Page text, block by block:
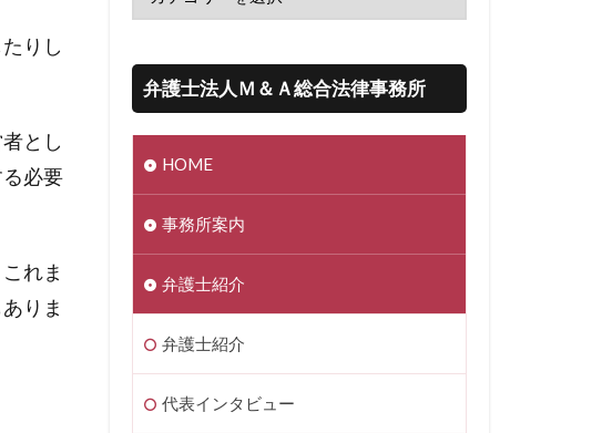
りし
とし
必要
れま
りま
弁護士法人Ｍ＆Ａ総合法律事務所
HOME
事務所案内
弁護士紹介
弁護士紹介
代表インタビュー